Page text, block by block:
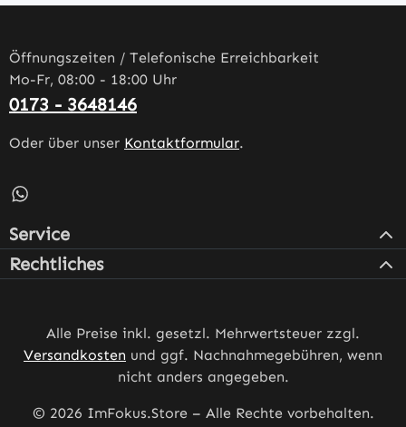
Öffnungszeiten / Telefonische Erreichbarkeit
Mo-Fr, 08:00 - 18:00 Uhr
0173 - 3648146
Oder über unser Kontaktformular.
Schreib uns auf WhatsApp – öffnet in neuem Tab
Service
Rechtliches
Alle Preise inkl. gesetzl. Mehrwertsteuer zzgl.
Versandkosten und ggf. Nachnahmegebühren, wenn
nicht anders angegeben.
© 2026 ImFokus.Store – Alle Rechte vorbehalten.